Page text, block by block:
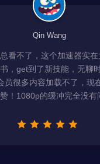
Qin Wang
看不了，这个加速器实
，get到了新技能，无聊
员很多内容加载不了，现
！1080p的缓冲完全没有